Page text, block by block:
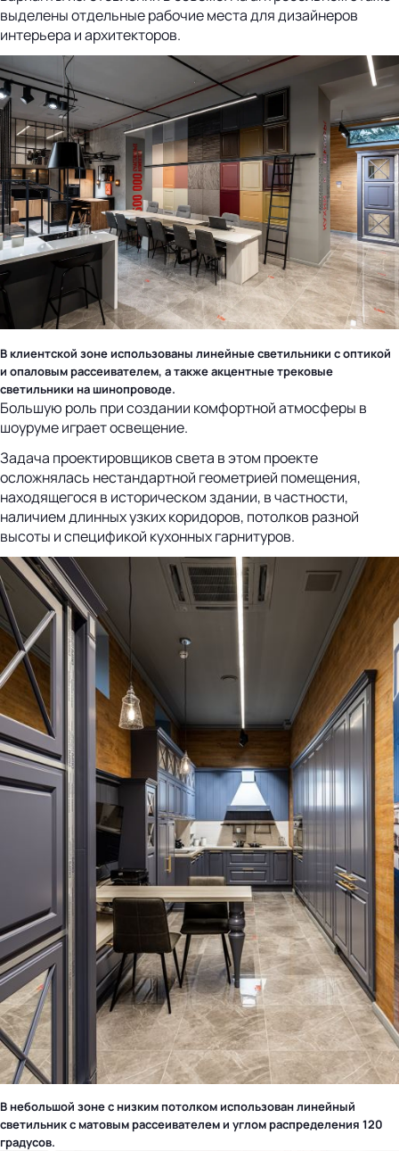
выделены отдельные рабочие места для дизайнеров
интерьера и архитекторов.
В клиентской зоне использованы линейные светильники с оптикой
и опаловым рассеивателем, а также акцентные трековые
светильники на шинопроводе.
Большую роль при создании комфортной атмосферы в
шоуруме играет освещение.
Задача проектировщиков света в этом проекте
осложнялась нестандартной геометрией помещения,
находящегося в историческом здании, в частности,
наличием длинных узких коридоров, потолков разной
высоты и спецификой кухонных гарнитуров.
В небольшой зоне с низким потолком использован линейный
светильник с матовым рассеивателем и углом распределения 120
градусов.